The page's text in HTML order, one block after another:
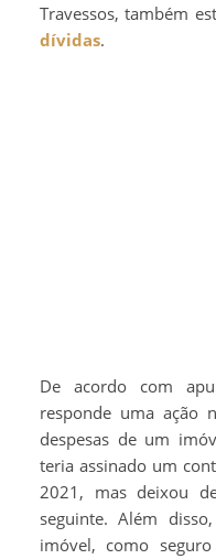
Travessos, também
dívidas.
De acordo com
responde uma ação
despesas de um
teria assinado um
2021, mas deixou
seguinte. Além
imóvel, como